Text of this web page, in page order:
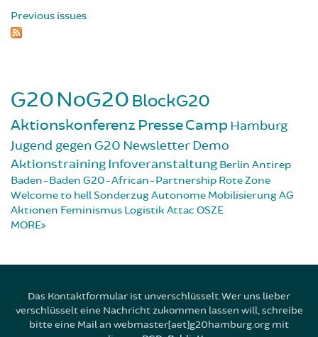
Previous issues
G20NoG20 BlockG20
Aktionskonferenz PresseCampHamburg
Jugend gegen G20 NewsletterDemo
AktionstrainingInfoveranstaltung Berlin Antirep
Baden-Baden G20-African-Partnership Rote Zone
Welcome to hellSonderzugAutonome MobilisierungAG
Aktionen Feminismus Logistik Attac OSZE
MORE
Das Kontaktformular ist unverschlüsselt. Wer uns lieber
verschlüsselt eine Nachricht zukommen lassen will, schreibe
bitte eine Mail an webmaster[aet]g20hamburg.org mit